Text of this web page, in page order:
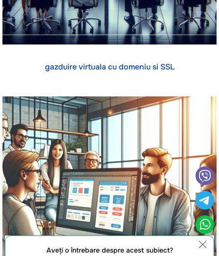
gazduire virtuala cu domeniu si SSL
Aveţi o întrebare despre acest subiect?